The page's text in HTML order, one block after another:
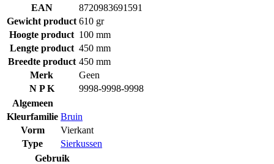
EAN
8720983691591
Gewicht product 610 gr
Hoogte product 100 mm
Lengte product 450 mm
Breedte product 450 mm
Merk
Geen
N P K
9998-9998-9998
Algemeen
Kleurfamilie Bruin
Vorm
Vierkant
Type
Sierkussen
Gebruik